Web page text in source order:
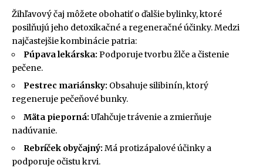
Žihľavový čaj môžete obohatiť o ďalšie bylinky, ktoré
posilňujú jeho detoxikačné a regeneračné účinky. Medzi
najčastejšie kombinácie patria:
Púpava lekárska: Podporuje tvorbu žlče a čistenie
pečene.
Pestrec mariánsky: Obsahuje silibinín, ktorý
regeneruje pečeňové bunky.
Mäta pieporná: Uľahčuje trávenie a zmierňuje
nadúvanie.
Rebríček obyčajný: Má protizápalové účinky a
podporuje očistu krvi.